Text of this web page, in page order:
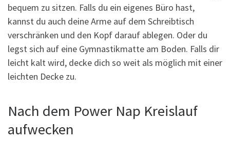
bequem zu sitzen. Falls du ein eigenes Büro hast,
kannst du auch deine Arme auf dem Schreibtisch
verschränken und den Kopf darauf ablegen. Oder du
legst sich auf eine Gymnastikmatte am Boden. Falls dir
leicht kalt wird, decke dich so weit als möglich mit einer
leichten Decke zu.
Nach dem Power Nap Kreislauf
aufwecken